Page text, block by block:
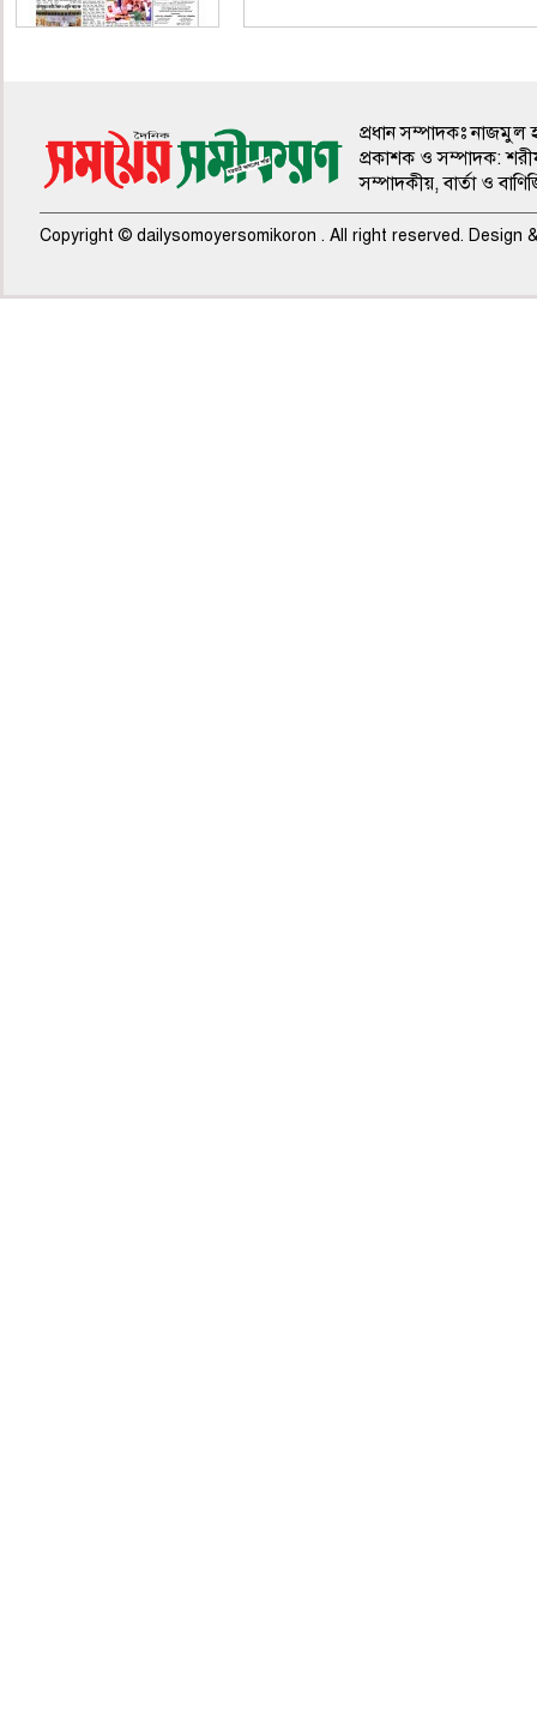
প্রধান সম্পাদকঃ নাজমুল
প্রকাশক ও সম্পাদক:
সম্পাদকীয়, বার্তা ও
Copyright © dailysomoyersomikoron . All right reserved. Design